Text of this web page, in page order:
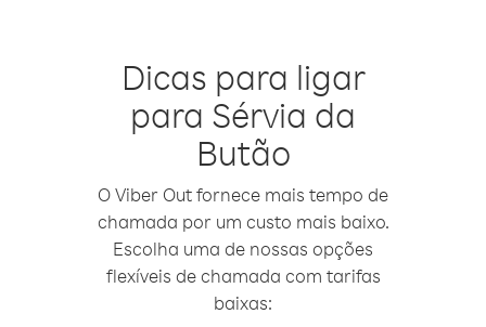
Dicas para ligar
para Sérvia da
Butão
O Viber Out fornece mais tempo de
chamada por um custo mais baixo.
Escolha uma de nossas opções
flexíveis de chamada com tarifas
baixas: